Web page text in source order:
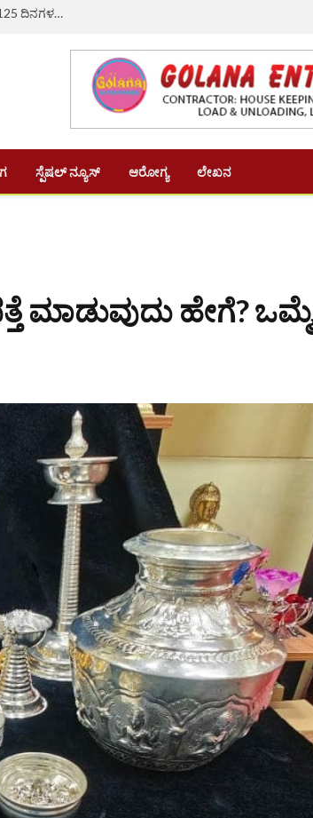
ಔರಾದ್: ಗ್ರಾಮೀಣ ಬದುಕಿಗೆ ಆಸರೆಯಾದ ‘ವಿಬಿ-ಜಿ ರಾಮ್ ಜಿ’ ಯೋಜನೆ – 125 ದಿನಗಳ ಉದ್ಯೋಗ, ದಿನಗೂಲಿ ₹382ಕ್ಕೆ ಏರಿಕೆ
ಸ್ಪೆಷಲ್ ನ್ಯೂಸ್ ಆರೋಗ್ಯ ಲೇಖನ
ಮಾಡುವುದು ಹೇಗೆ? ಒಮ್ಮೆ